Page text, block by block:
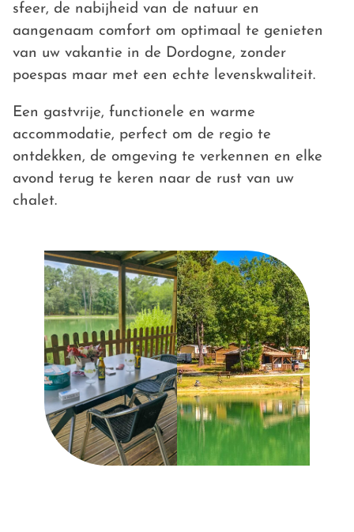
sfeer, de nabijheid van de natuur en
aangenaam comfort om optimaal te genieten
van uw vakantie in de Dordogne, zonder
poespas maar met een echte levenskwaliteit.
Een gastvrije, functionele en warme
accommodatie, perfect om de regio te
ontdekken, de omgeving te verkennen en elke
avond terug te keren naar de rust van uw
chalet.